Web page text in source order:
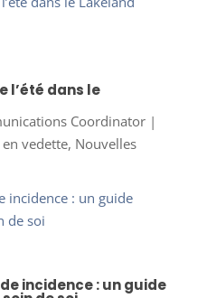
l’été dans le
Coordinator|
vedette, Nouvelles
incidence : un guide